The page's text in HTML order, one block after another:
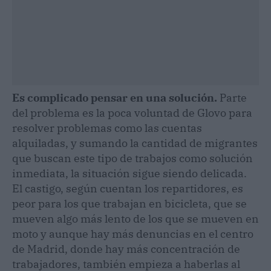
Es complicado pensar en una solución. Parte
del problema es la poca voluntad de Glovo para
resolver problemas como las cuentas
alquiladas, y sumando la cantidad de migrantes
que buscan este tipo de trabajos como solución
inmediata, la situación sigue siendo delicada.
El castigo, según cuentan los repartidores, es
peor para los que trabajan en bicicleta, que se
mueven algo más lento de los que se mueven en
moto y aunque hay más denuncias en el centro
de Madrid, donde hay más concentración de
trabajadores, también empieza a haberlas al